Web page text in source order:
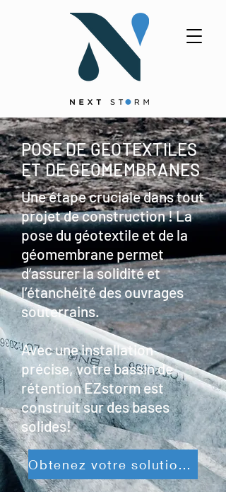
POSE DE GEOTEXTILES
ET DE GEOMEMBRANES
Une étape cruciale dans tout
projet de construction ! La
pose du géotextile et de la
géomembrane permet
d’assurer la solidité et
l’étanchéité des ouvrages
souterrains.
Avec une installation
précise, votre bassin de
rétention EZstorm est
construit sur des bases
solides!
Obtenez votre solution maintenant